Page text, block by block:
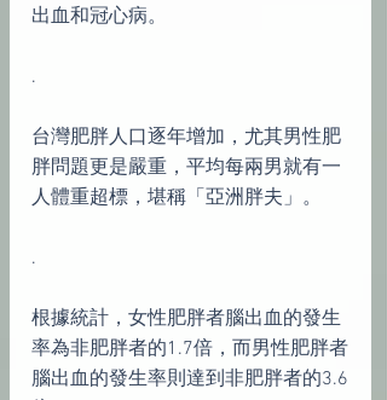
出血和冠心病。
.
台灣肥胖人口逐年增加，尤其男性肥
胖問題更是嚴重，平均每兩男就有一
人體重超標，堪稱「亞洲胖夫」。
.
根據統計，女性肥胖者腦出血的發生
率為非肥胖者的1.7倍，而男性肥胖者
腦出血的發生率則達到非肥胖者的3.6